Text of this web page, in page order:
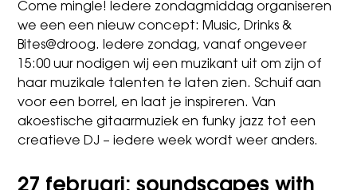
Come mingle! Iedere zondagmiddag organiseren
we een een nieuw concept: Music, Drinks &
Bites@droog. Iedere zondag, vanaf ongeveer
15:00 uur nodigen wij een muzikant uit om zijn of
haar muzikale talenten te laten zien. Schuif aan
voor een borrel, en laat je inspireren. Van
akoestische gitaarmuziek en funky jazz tot een
creatieve DJ – iedere week wordt weer anders.